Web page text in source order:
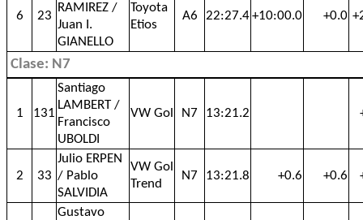
6 23
RAMIREZ /
Juan I.
GIANELLO
Toyota
Etios
A6 22:27.4+10:00.0 +0.0
Clase: N7
1 131
Santiago
LAMBERT /
Francisco
UBOLDI
VW Gol N7 13:21.2
2 33
Julio ERPEN
/ Pablo
SALVIDIA
VW Gol
Trend
N7 13:21.8 +0.6 +0.6
Gustavo